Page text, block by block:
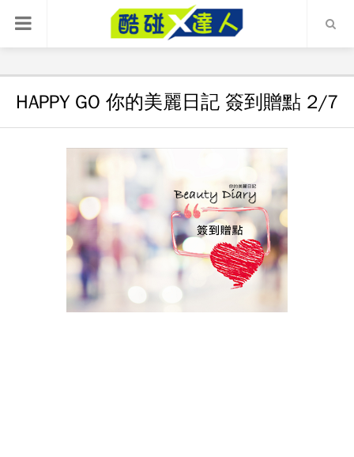
HAPPY GO 你的美麗日記 簽到贈點 2/7